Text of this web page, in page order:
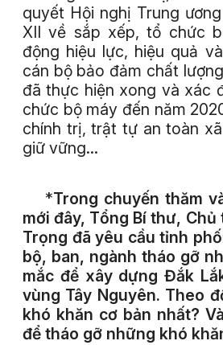
quyết Hội nghị Trung
XII về sắp xếp, tổ chức
động hiệu lực, hiệu quả
cán bộ bảo đảm chất
đã thực hiện xong và xác
chức bộ máy đến năm
chính trị, trật tự an toàn
giữ vững...
*Trong chuyến thăm
mới đây, Tổng Bí thư,
Trọng đã yêu cầu tỉnh
bộ, ban, ngành tháo gỡ
mắc để xây dựng Đắk
vùng Tây Nguyên. Theo
khó khăn cơ bản nhất?
để tháo gỡ những khó